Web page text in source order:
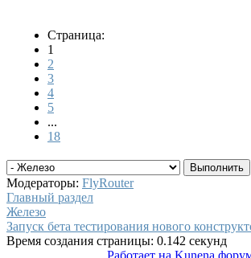
Страница:
1
2
3
4
5
...
18
Модераторы: FlyRouter
Главный раздел
Железо
Запуск бета тестирования нового
Время создания страницы: 0.142 секунд